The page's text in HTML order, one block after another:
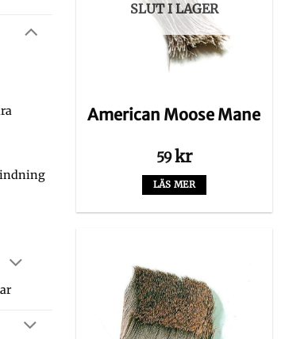
SLUT I LAGER
American Moose Mane
59kr
LÄS MER